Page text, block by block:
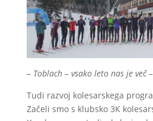
– Toblach – vsako leto nas je več –
Tudi razvoj kolesarskega
Začeli smo s klubsko 3K